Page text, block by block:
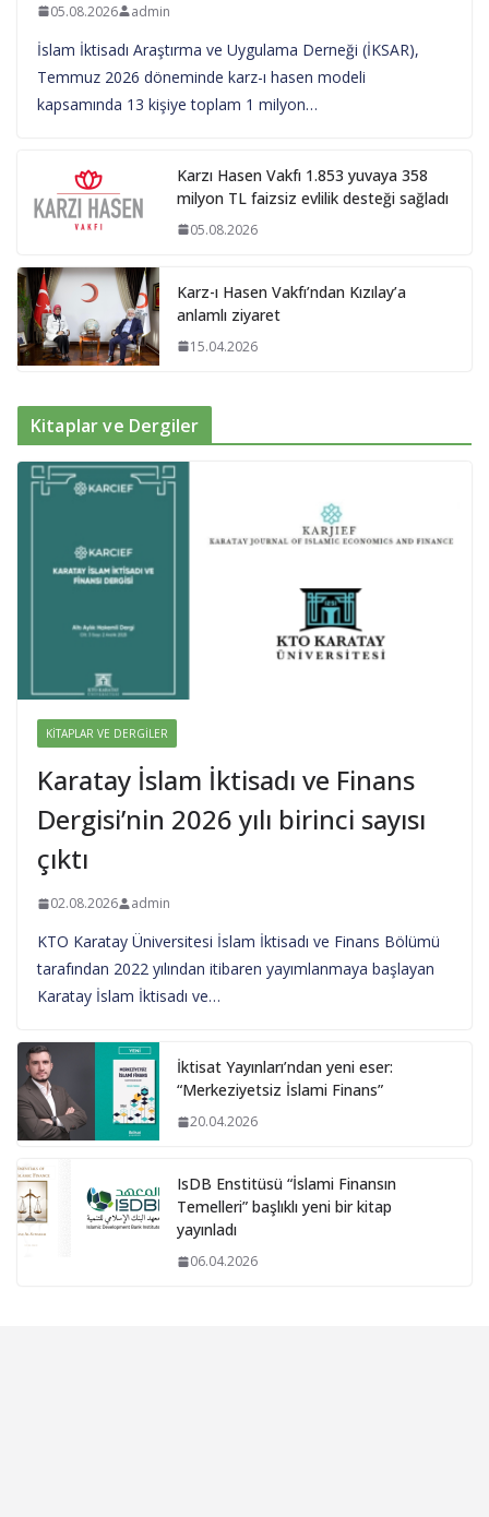
05.08.2026 admin
İslam İktisadı Araştırma ve Uygulama Derneği (İKSAR),
Temmuz 2026 döneminde karz-ı hasen modeli
kapsamında 13 kişiye toplam 1 milyon…
Karzı Hasen Vakfı 1.853 yuvaya 358
milyon TL faizsiz evlilik desteği sağladı
05.08.2026
Karz-ı Hasen Vakfı’ndan Kızılay’a
anlamlı ziyaret
15.04.2026
Kitaplar ve Dergiler
KITAPLAR VE DERGILER
Karatay İslam İktisadı ve Finans
Dergisi’nin 2026 yılı birinci sayısı
çıktı
02.08.2026 admin
KTO Karatay Üniversitesi İslam İktisadı ve Finans Bölümü
tarafından 2022 yılından itibaren yayımlanmaya başlayan
Karatay İslam İktisadı ve…
İktisat Yayınları’ndan yeni eser:
“Merkeziyetsiz İslami Finans”
20.04.2026
IsDB Enstitüsü “İslami Finansın
Temelleri” başlıklı yeni bir kitap
yayınladı
06.04.2026